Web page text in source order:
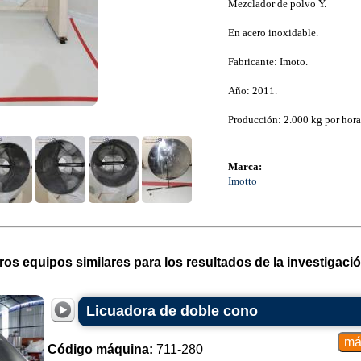
Mezclador de polvo Y.
En acero inoxidable.
Fabricante: Imoto.
Año: 2011.
Producción: 2.000 kg por
Marca:
Imotto
equipos similares para los resultados de la
Licuadora de doble cono
Código máquina: 711-280